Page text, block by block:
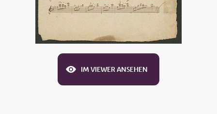
IM VIEWER ANSEHEN